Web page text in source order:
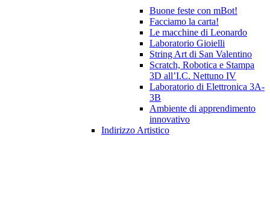
Buone feste con mBot!
Facciamo la carta!
Le macchine di Leonardo
Laboratorio Gioielli
String Art di San Valentino
Scratch, Robotica e Stampa
3D all’I.C. Nettuno IV
Laboratorio di Elettronica 3A-
3B
Ambiente di apprendimento
innovativo
Indirizzo Artistico